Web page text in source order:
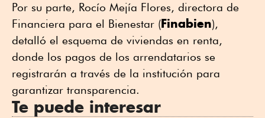
Por su parte, Rocío Mejía Flores, directora de
Financiera para el Bienestar (Finabien),
detalló el esquema de viviendas en renta,
donde los pagos de los arrendatarios se
registrarán a través de la institución para
garantizar transparencia.
Te puede interesar